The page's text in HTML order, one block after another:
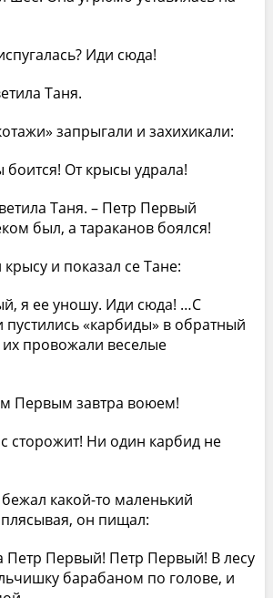
Иди сюда!
Таня.
запрыгали и захихикали:
боится! От крысы удрала!
Таня. – Петр Первый
был, а тараканов боялся!
и показал се Тане:
я ее уношу. Иди сюда! …С
«карбиды» в обратный
их провожали веселые
Первым завтра воюем!
сторожит! Ни один карбид не
какой-то маленький
он пищал:
Петр Первый! Петр Первый! В лесу
барабаном по голове, и